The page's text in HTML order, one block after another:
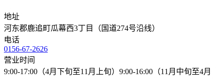
地址
河东郡鹿追町瓜幕西3丁目（国道274号沿线）
电话
0156-67-2626
营业时间
9:00-17:00（4月下旬至11月上旬）9:00-16:00（11月中旬至4月